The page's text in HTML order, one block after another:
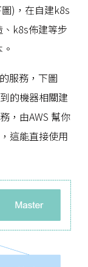
)，在自建k8s
k8s佈建等步
服務，下圖
的機器相關建
，由AWS 幫你
這能直接使用